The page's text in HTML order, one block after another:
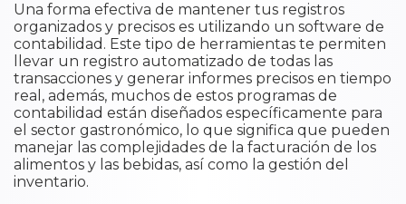
Una forma efectiva de mantener tus registros
organizados y precisos es utilizando un software de
contabilidad. Este tipo de herramientas te permiten
llevar un registro automatizado de todas las
transacciones y generar informes precisos en tiempo
real, además, muchos de estos programas de
contabilidad están diseñados específicamente para
el sector gastronómico, lo que significa que pueden
manejar las complejidades de la facturación de los
alimentos y las bebidas, así como la gestión del
inventario.